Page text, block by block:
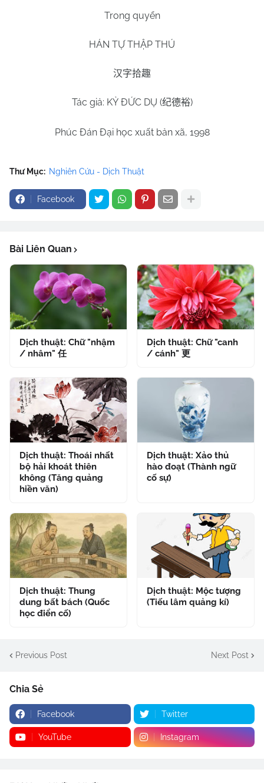
Trong quyển
HÁN TỰ THẬP THÚ
汉字拾趣
Tác giả: KỶ ĐỨC DỤ (纪德裕)
Phúc Đán Đại học xuất bản xã, 1998
Thư Mục: Nghiên Cứu - Dịch Thuật
Facebook
Bài Liên Quan
Dịch thuật: Chữ "nhậm
/ nhâm" 任
Dịch thuật: Chữ "canh
/ cánh" 更
Dịch thuật: Thoái nhất
bộ hải khoát thiên
không (Tăng quảng
hiền văn)
Dịch thuật: Xảo thủ
hào đoạt (Thành ngữ
cố sự)
Dịch thuật: Thung
dung bất bách (Quốc
học điển cố)
Dịch thuật: Mộc tượng
(Tiếu lâm quảng kí)
Previous Post Next Post
Chia Sẻ
Facebook Twitter
YouTube Instagram